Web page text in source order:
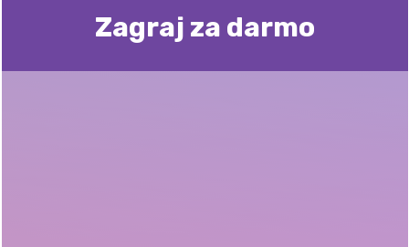
Zagraj za darmo